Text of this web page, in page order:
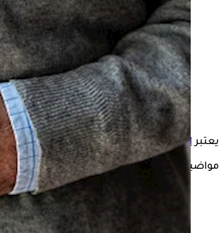
يعتبرالإمساكمن المشكلات الأكثر شيوعًا في
مواضيع ذات صلة